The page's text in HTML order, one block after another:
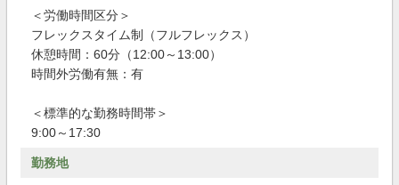
＜労働時間区分＞
フレックスタイム制（フルフレックス）
休憩時間：60分（12:00～13:00）
時間外労働有無：有
＜標準的な勤務時間帯＞
9:00～17:30
勤務地